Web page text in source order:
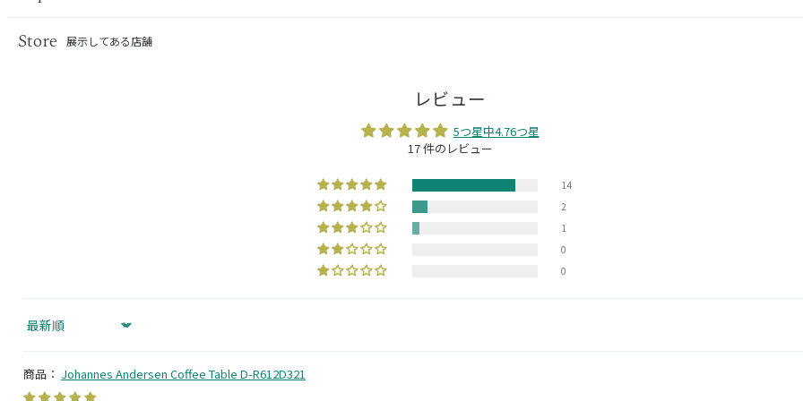
Store 展示してある店舗
レビュー
5つ星中4.76つ星
17 件のレビュー
14
2
1
0
0
Sort by
Johannes Andersen Coffee Table D-R612D321